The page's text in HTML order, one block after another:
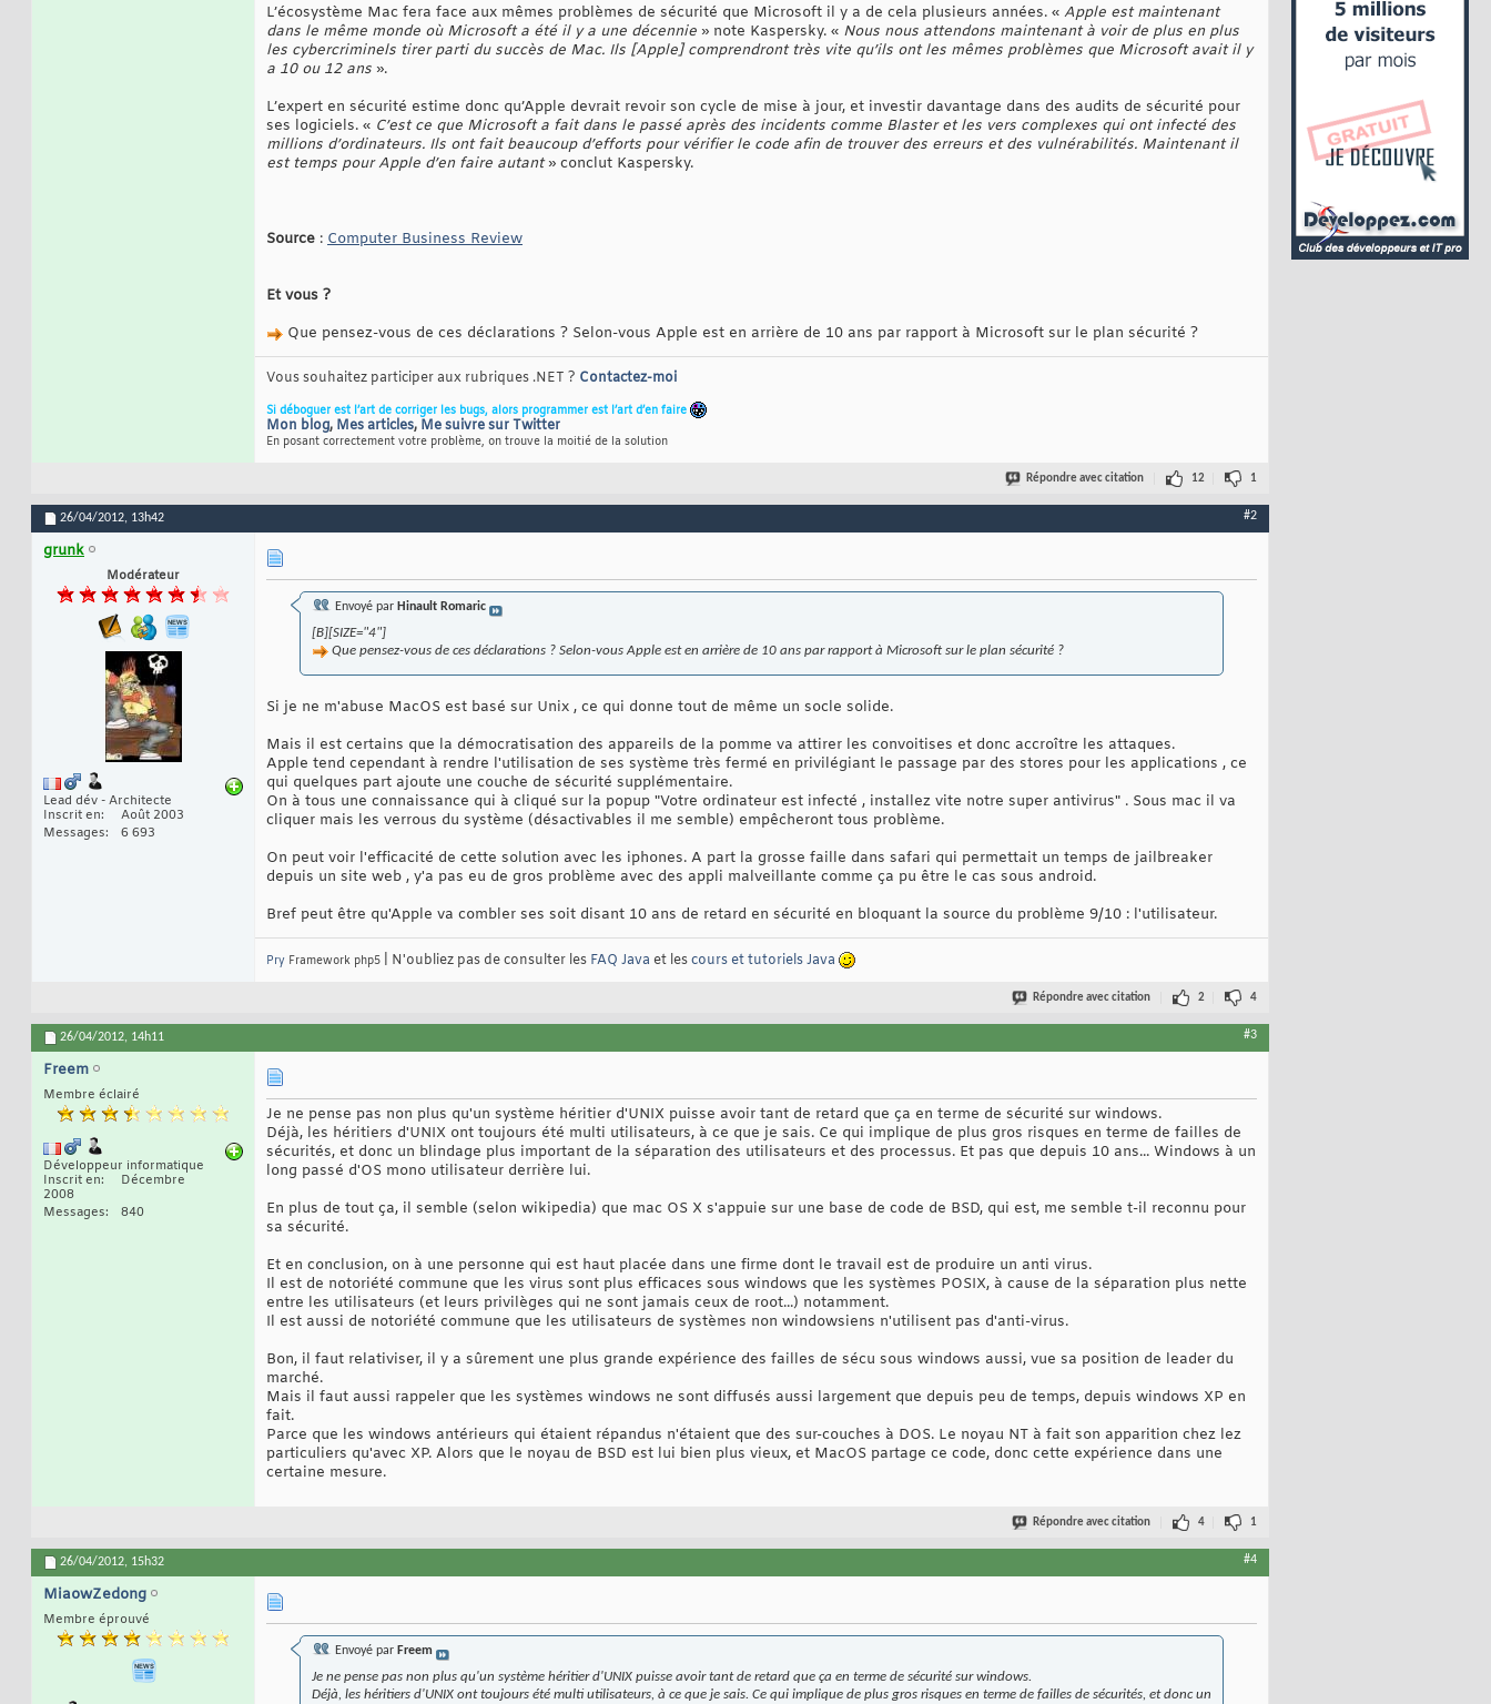
L’écosystème Mac fera face aux mêmes problèmes de sécurité que Microsoft il y a de cela plusieurs années. « Apple est maintenant
dans le même monde où Microsoft a été il y a une décennie » note Kaspersky. « Nous nous attendons maintenant à voir de plus en plus
les cybercriminels tirer parti du succès de Mac. Ils [Apple] comprendront très vite qu’ils ont les mêmes problèmes que Microsoft avait il y
a 10 ou 12 ans ».
L’expert en sécurité estime donc qu’Apple devrait revoir son cycle de mise à jour, et investir davantage dans des audits de sécurité pour
ses logiciels. « C’est ce que Microsoft a fait dans le passé après des incidents comme Blaster et les vers complexes qui ont infecté des
millions d’ordinateurs. Ils ont fait beaucoup d’efforts pour vérifier le code afin de trouver des erreurs et des vulnérabilités. Maintenant il
est temps pour Apple d’en faire autant» conclut Kaspersky.
Source : Computer Business Review
Et vous ?
Que pensez-vous de ces déclarations ? Selon-vous Apple est en arrière de 10 ans par rapport à Microsoft sur le plan sécurité ?
Vous souhaitez participer aux rubriques .NET ? Contactez-moi
Si déboguer est l’art de corriger les bugs, alors programmer est l’art d’en faire
Mon blog, Mes articles, Me suivre sur Twitter
En posant correctement votre problème, on trouve la moitié de la solution
Répondre avec citation 12 1
26/04/2012, 13h42 #2
grunk
Modérateur
Lead dév - Architecte
Inscrit en
Août 2003
Messages
6 693
Envoyé par Hinault Romaric
[B][SIZE="4"]
Que pensez-vous de ces déclarations ? Selon-vous Apple est en arrière de 10 ans par rapport à Microsoft sur le plan sécurité ?
Si je ne m'abuse MacOS est basé sur Unix , ce qui donne tout de même un socle solide.
Mais il est certains que la démocratisation des appareils de la pomme va attirer les convoitises et donc accroître les attaques.
Apple tend cependant à rendre l'utilisation de ses système très fermé en privilégiant le passage par des stores pour les applications , ce
qui quelques part ajoute une couche de sécurité supplémentaire.
On à tous une connaissance qui à cliqué sur la popup "Votre ordinateur est infecté , installez vite notre super antivirus" . Sous mac il va
cliquer mais les verrous du système (désactivables il me semble) empêcheront tous problème.
On peut voir l'efficacité de cette solution avec les iphones. A part la grosse faille dans safari qui permettait un temps de jailbreaker
depuis un site web , y'a pas eu de gros problème avec des appli malveillante comme ça pu être le cas sous android.
Bref peut être qu'Apple va combler ses soit disant 10 ans de retard en sécurité en bloquant la source du problème 9/10 : l'utilisateur.
Pry Framework php5 | N'oubliez pas de consulter les FAQ Java et lescours et tutoriels Java
Répondre avec citation 2 4
26/04/2012, 14h11 #3
Freem
Membre éclairé
Développeur informatique
Inscrit en
Décembre
2008
Messages
840
Je ne pense pas non plus qu'un système héritier d'UNIX puisse avoir tant de retard que ça en terme de sécurité sur windows.
Déjà, les héritiers d'UNIX ont toujours été multi utilisateurs, à ce que je sais. Ce qui implique de plus gros risques en terme de failles de
sécurités, et donc un blindage plus important de la séparation des utilisateurs et des processus. Et pas que depuis 10 ans... Windows à un
long passé d'OS mono utilisateur derrière lui.
En plus de tout ça, il semble (selon wikipedia) que mac OS X s'appuie sur une base de code de BSD, qui est, me semble t-il reconnu pour
sa sécurité.
Et en conclusion, on à une personne qui est haut placée dans une firme dont le travail est de produire un anti virus.
Il est de notoriété commune que les virus sont plus efficaces sous windows que les systèmes POSIX, à cause de la séparation plus nette
entre les utilisateurs (et leurs privilèges qui ne sont jamais ceux de root...) notamment.
Il est aussi de notoriété commune que les utilisateurs de systèmes non windowsiens n'utilisent pas d'anti-virus.
Bon, il faut relativiser, il y a sûrement une plus grande expérience des failles de sécu sous windows aussi, vue sa position de leader du
marché.
Mais il faut aussi rappeler que les systèmes windows ne sont diffusés aussi largement que depuis peu de temps, depuis windows XP en
fait.
Parce que les windows antérieurs qui étaient répandus n'étaient que des sur-couches à DOS. Le noyau NT à fait son apparition chez lez
particuliers qu'avec XP. Alors que le noyau de BSD est lui bien plus vieux, et MacOS partage ce code, donc cette expérience dans une
certaine mesure.
Répondre avec citation 4 1
26/04/2012, 15h32 #4
MiaowZedong
Membre éprouvé
Envoyé par Freem
Je ne pense pas non plus qu'un système héritier d'UNIX puisse avoir tant de retard que ça en terme de sécurité sur windows.
Déjà, les héritiers d'UNIX ont toujours été multi utilisateurs, à ce que je sais. Ce qui implique de plus gros risques en terme de failles de sécurités, et donc un